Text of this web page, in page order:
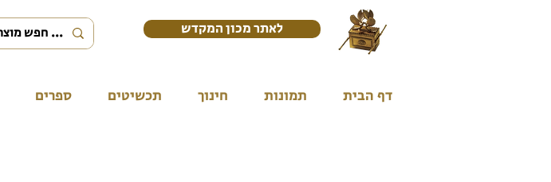
לאתר מכון המקדש
דף הבית תמונות חינוך תכשיטים ספרים